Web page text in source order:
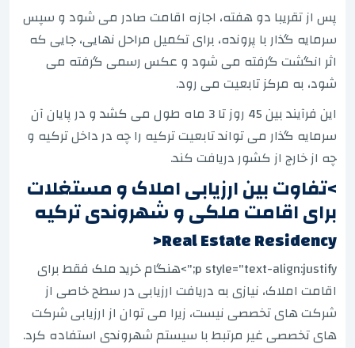
پس از تقریبا دو هفته، اجازه اقامت صادر می شود و سپس
سرمایه گذار با پرونده، برای تکمیل مراحل نهایی، جایی که
اثر انگشت گرفته می شود و عکس رسمی گرفته می
شود، به مرکز تابعیت می رود.
این فرآیند بین 45 روز تا 3 ماه طول می کشد و در پایان آن
سرمایه گذار می تواند تابعیت ترکیه را چه در داخل ترکیه و
چه از خارج از کشور دریافت کند.
>تفاوت بین ارزیابی املاک و مستغلات
برای اقامت ملکی و شهروندی ترکیه
Real Estate Residency<
p style="text-align:justify;">هنگام خرید ملک فقط برای
اقامت املاک، نیازی به دریافت ارزیابی در سطح خاصی از
شرکت های تخصصی نیست، زیرا می توان از ارزیابی شرکت
های تخصصی غیر مرتبط با سیستم شهروندی استفاده کرد.